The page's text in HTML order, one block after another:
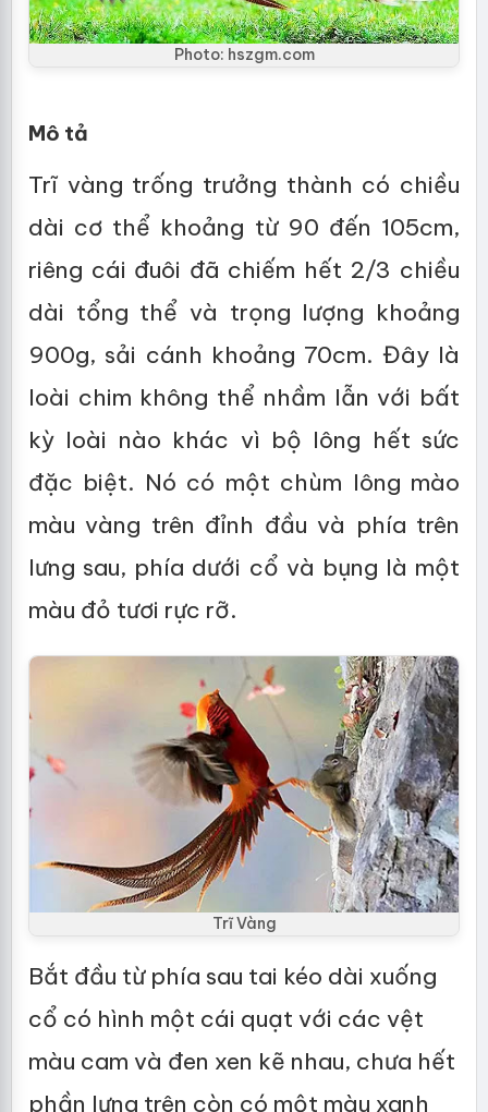
Photo: hszgm.com
Mô tả
Trĩ vàng trống trưởng thành có chiều
dài cơ thể khoảng từ 90 đến 105cm,
riêng cái đuôi đã chiếm hết 2/3 chiều
dài tổng thể và trọng lượng khoảng
900g, sải cánh khoảng 70cm. Đây là
loài chim không thể nhầm lẫn với bất
kỳ loài nào khác vì bộ lông hết sức
đặc biệt. Nó có một chùm lông mào
màu vàng trên đỉnh đầu và phía trên
lưng sau, phía dưới cổ và bụng là một
màu đỏ tươi rực rỡ.
Trĩ Vàng
Bắt đầu từ phía sau tai kéo dài xuống
cổ có hình một cái quạt với các vệt
màu cam và đen xen kẽ nhau, chưa hết
phần lưng trên còn có một màu xanh